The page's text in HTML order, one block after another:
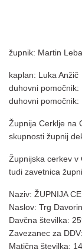
župnik: Martin
kaplan: Luka Anžič
duhovni pomočnik:
duhovni pomočnik:
Župnija Cerklje na
skupnosti župnij
Župnijska cerkev v
tudi zavetnica
Naziv: ŽUPNIJA
Naslov: Trg
Davčna številka:
Zavezanec za
Matična številka: